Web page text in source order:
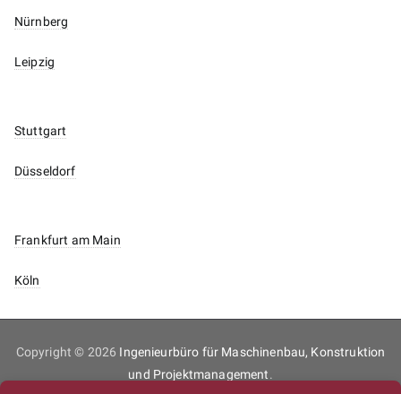
Nürnberg
Leipzig
Stuttgart
Düsseldorf
Frankfurt am Main
Köln
Copyright © 2026 Ingenieurbüro für Maschinenbau, Konstruktion
und Projektmanagement.